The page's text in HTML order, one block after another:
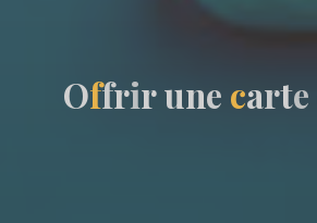
Offrirune carte